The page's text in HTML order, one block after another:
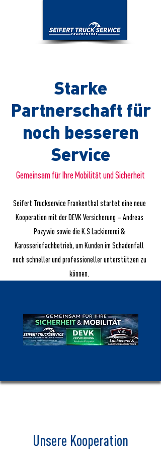
Starke
Partnerschaft für
noch besseren
Service
Gemeinsam für Ihre Mobilität und Sicherheit
Seifert Truckservice Frankenthal startet eine neue
Kooperation mit der DEVK Versicherung – Andreas
Pozywio sowie die K.S Lackiererei &
Karosseriefachbetrieb, um Kunden im Schadenfall
noch schneller und professioneller unterstützen zu
können.
Unsere Kooperation